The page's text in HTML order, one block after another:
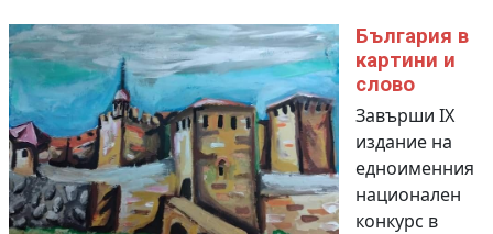
България в
картини и
слово
Завърши IX
издание на
едноименния
национален
конкурс в